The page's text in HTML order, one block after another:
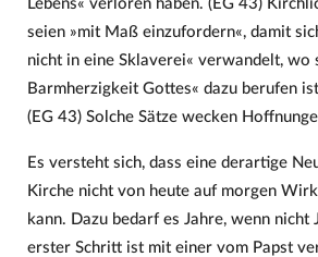
Lebens« verloren haben. (EG 43)
seien »mit Maß einzufordern«, damit
nicht in eine Sklaverei« verwandelt, wo
Barmherzigkeit Gottes« dazu berufen
(EG 43) Solche Sätze wecken
Es versteht sich, dass eine derartige
Kirche nicht von heute auf morgen
kann. Dazu bedarf es Jahre, wenn nicht
erster Schritt ist mit einer vom Papst